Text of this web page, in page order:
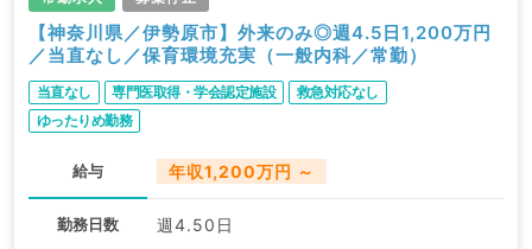
【神奈川県／伊勢原市】外来のみ◎週4.5日1,200万円
／当直なし／保育環境充実（一般内科／常勤）
当直なし 専門医取得・学会認定施設
救急対応なし
ゆったりめ勤務
給与 年収1,200万円 ～
勤務日数 週4.50日